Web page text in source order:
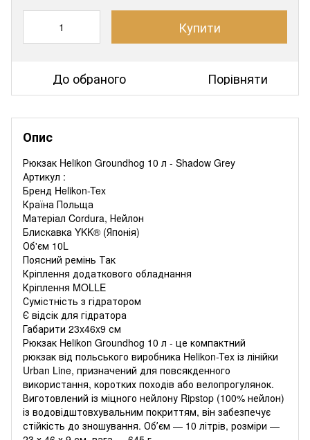
Купити
До обраного Порівняти
Опис
Рюкзак Helikon Groundhog 10 л - Shadow Grey
Артикул :
Бренд Helikon-Tex
Країна Польща
Матеріал Cordura, Нейлон
Блискавка YKK® (Японія)
Об'єм 10L
Поясний ремінь Так
Кріплення додаткового обладнання
Кріплення MOLLE
Сумістність з гідратором
Є відсік для гідратора
Габарити 23x46x9 см
Рюкзак Helikon Groundhog 10 л - це компактний
рюкзак від польського виробника Helikon-Tex із лінійки
Urban Line, призначений для повсякденного
використання, коротких походів або велопрогулянок.
Виготовлений із міцного нейлону Ripstop (100% нейлон)
із водовідштовхувальним покриттям, він забезпечує
стійкість до зношування. Обʼєм — 10 літрів, розміри —